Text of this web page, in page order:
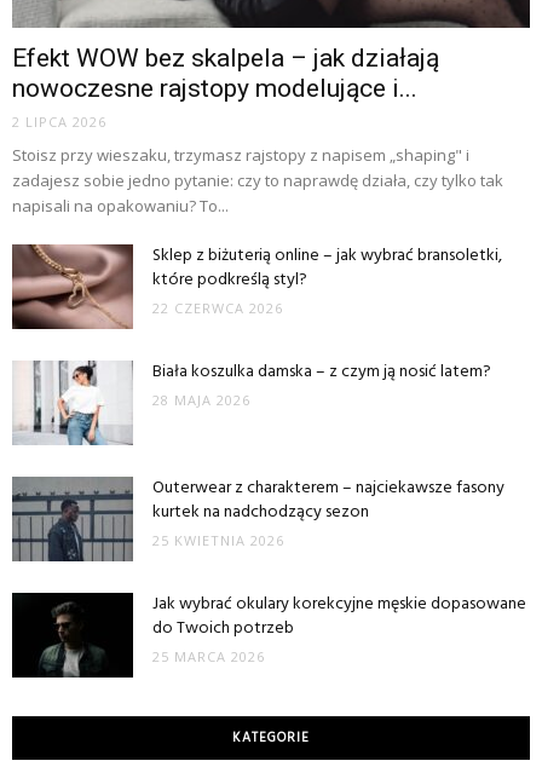
Efekt WOW bez skalpela – jak działają
nowoczesne rajstopy modelujące i...
2 LIPCA 2026
Stoisz przy wieszaku, trzymasz rajstopy z napisem „shaping" i
zadajesz sobie jedno pytanie: czy to naprawdę działa, czy tylko tak
napisali na opakowaniu? To...
Sklep z biżuterią online – jak wybrać bransoletki,
które podkreślą styl?
22 CZERWCA 2026
Biała koszulka damska – z czym ją nosić latem?
28 MAJA 2026
Outerwear z charakterem – najciekawsze fasony
kurtek na nadchodzący sezon
25 KWIETNIA 2026
Jak wybrać okulary korekcyjne męskie dopasowane
do Twoich potrzeb
25 MARCA 2026
KATEGORIE